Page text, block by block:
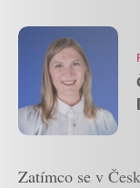
Zatímco se v